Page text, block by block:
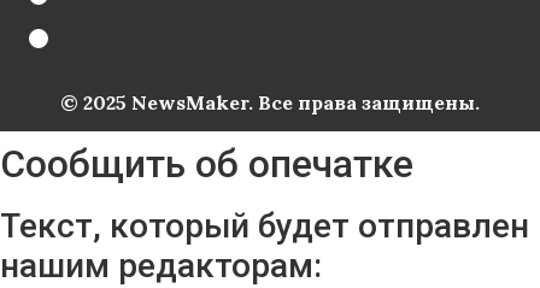
© 2025 NewsMaker. Все права защищены.
Сообщить об опечатке
Текст, который будет отправлен
нашим редакторам: